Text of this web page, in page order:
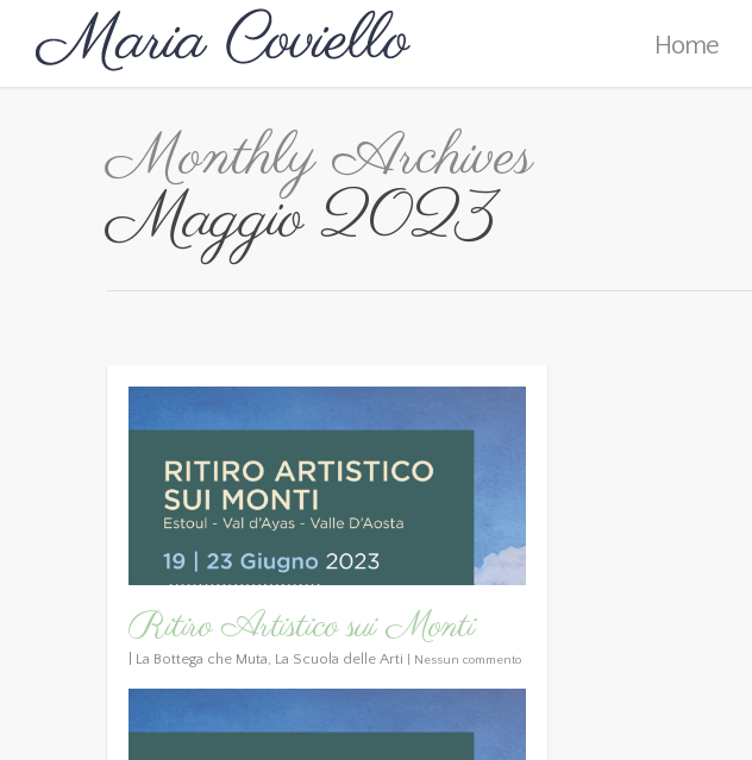
Home
Monthly Archives
Maggio 2023
Ritiro Artistico sui Monti
La Bottega che Muta, La Scuola delle Arti Nessun commento